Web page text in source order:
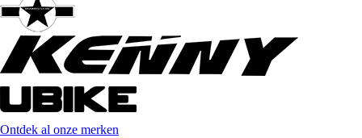
Ontdek al onze merken